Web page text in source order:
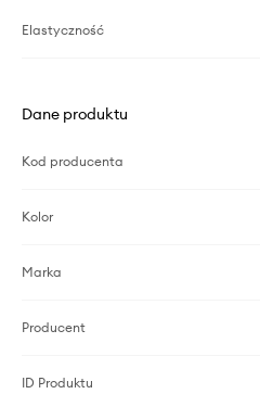
Elastyczność
Dane produktu
Kod producenta
Kolor
Marka
Producent
ID Produktu